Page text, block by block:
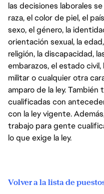
las decisiones laborales
raza, el color de piel, el
sexo, el género, la
orientación sexual, la
religión, la discapacidad,
embarazos, el estado
militar o cualquier otra
amparo de la ley.
cualificadas con
con la ley vigente.
trabajo para gente
lo que exige la ley.
Volver a la lista de